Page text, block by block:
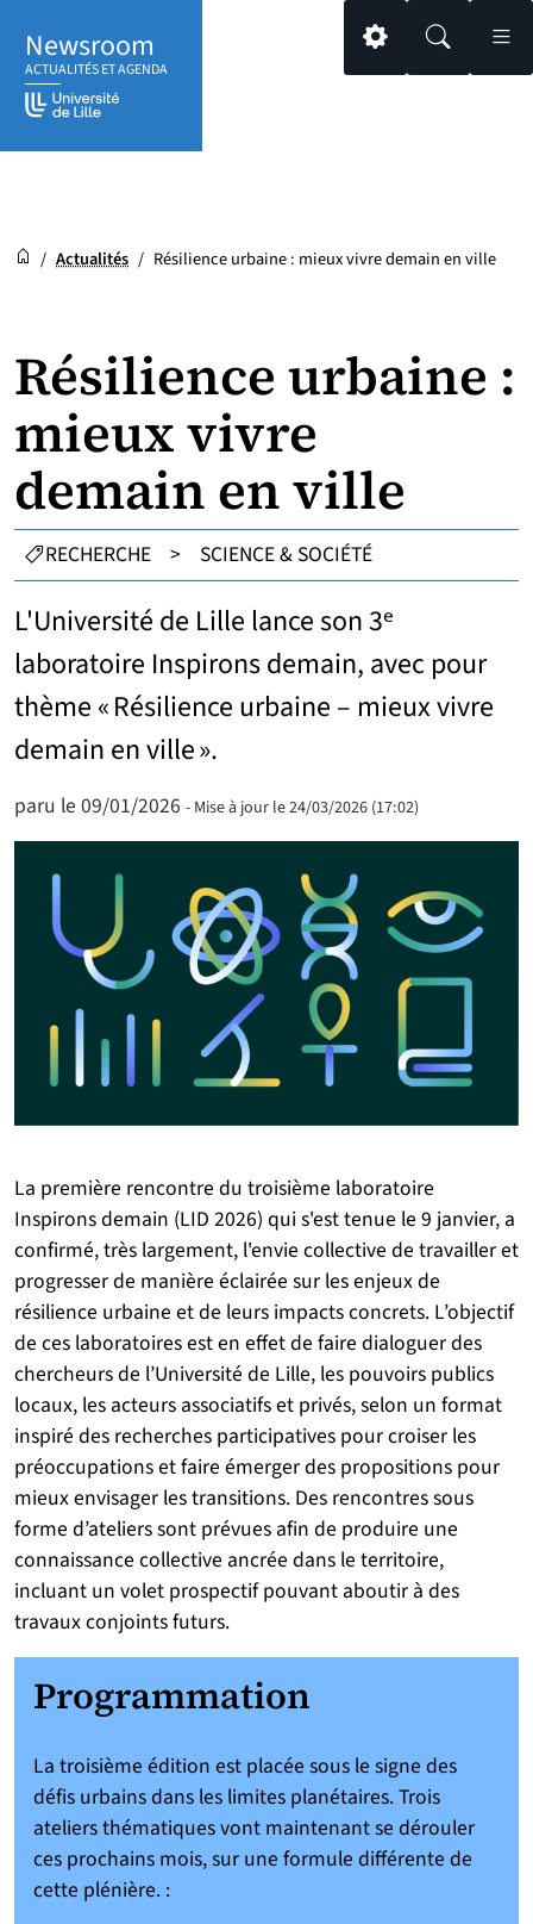
contenu
au
menu
principal
pied
Newsroom
ACTUALITÉS ET AGENDA Paramétrage
Newsroom
Accueil
/ Actualités / Résilience urbaine : mieux vivre demain en ville
Résilience urbaine :
mieux vivre
demain en ville
CATÉGORIES :
RECHERCHE > SCIENCE & SOCIÉTÉ
L'Université de Lille lance son 3ᵉ
laboratoire Inspirons demain, avec pour
thème « Résilience urbaine – mieux vivre
demain en ville ».
paru le 09/01/2026 - Mise à jour le 24/03/2026 (17:02)
La première rencontre du troisième laboratoire
Inspirons demain (LID 2026) qui s'est tenue le 9 janvier, a
confirmé, très largement, l'envie collective de travailler et
progresser de manière éclairée sur les enjeux de
résilience urbaine et de leurs impacts concrets. L’objectif
de ces laboratoires est en effet de faire dialoguer des
chercheurs de l’Université de Lille, les pouvoirs publics
locaux, les acteurs associatifs et privés, selon un format
inspiré des recherches participatives pour croiser les
préoccupations et faire émerger des propositions pour
mieux envisager les transitions. Des rencontres sous
forme d’ateliers sont prévues afin de produire une
connaissance collective ancrée dans le territoire,
incluant un volet prospectif pouvant aboutir à des
travaux conjoints futurs.
Programmation
La troisième édition est placée sous le signe des
défis urbains dans les limites planétaires. Trois
ateliers thématiques vont maintenant se dérouler
ces prochains mois, sur une formule différente de
cette plénière. :